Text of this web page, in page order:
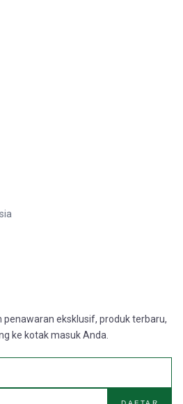
eksklusif, produk terbaru,
ke kotak masuk Anda.